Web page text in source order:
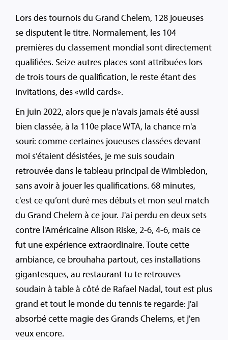
Lors des tournois du Grand Chelem, 128 joueuses
se disputent le titre. Normalement, les 104
premières du classement mondial sont directement
qualifiées. Seize autres places sont attribuées lors
de trois tours de qualification, le reste étant des
invitations, des «wild cards».
En juin 2022, alors que je n'avais jamais été aussi
bien classée, à la 110e place WTA, la chance m'a
souri: comme certaines joueuses classées devant
moi s’étaient désistées, je me suis soudain
retrouvée dans le tableau principal de Wimbledon,
sans avoir à jouer les qualifications. 68 minutes,
c'est ce qu’ont duré mes débuts et mon seul match
du Grand Chelem à ce jour. J'ai perdu en deux sets
contre l'Américaine Alison Riske, 2-6, 4-6, mais ce
fut une expérience extraordinaire. Toute cette
ambiance, ce brouhaha partout, ces installations
gigantesques, au restaurant tu te retrouves
soudain à table à côté de Rafael Nadal, tout est plus
grand et tout le monde du tennis te regarde: j'ai
absorbé cette magie des Grands Chelems, et j'en
veux encore.